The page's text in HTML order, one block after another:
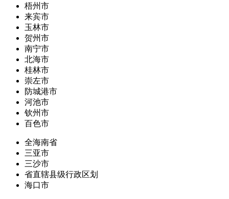
梧州市
来宾市
玉林市
贺州市
南宁市
北海市
桂林市
崇左市
防城港市
河池市
钦州市
百色市
全海南省
三亚市
三沙市
省直辖县级行政区划
海口市